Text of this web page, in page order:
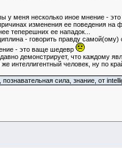
у меня несколько иное мнение -
изменения ее поведения
теперешних ее нападок...
- говорить правду самой(ому)
- это ваще шедевр
демонстрирует, что каждому
интеллигентный человек, ну по
познавательная сила, знание, от